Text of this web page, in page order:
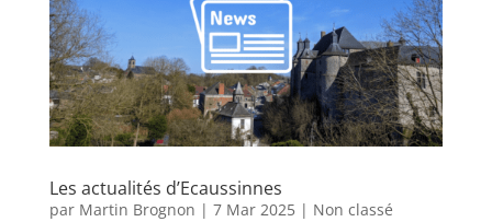
Les actualités d’Ecaussinnes
par Martin Brognon | 7 Mar 2025| Non classé